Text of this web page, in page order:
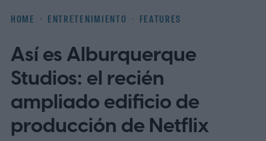
HOME ENTRETENIMIENTO FEATURES
Así es Alburquerque
Studios: el recién
ampliado edificio de
producción de Netflix